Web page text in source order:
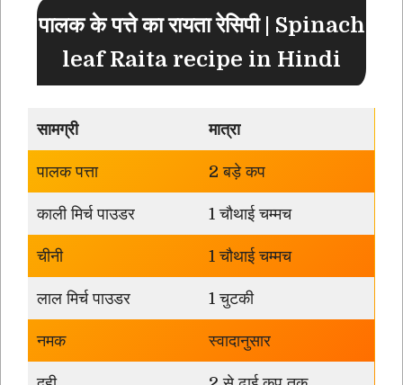
पालक के पत्ते का रायता रेसिपी | Spinach
leaf Raita recipe in Hindi
सामग्री मात्रा
पालक पत्ता 2 बड़े कप
काली मिर्च पाउडर 1 चौथाई चम्मच
चीनी 1 चौथाई चम्मच
लाल मिर्च पाउडर 1 चुटकी
नमक स्वादानुसार